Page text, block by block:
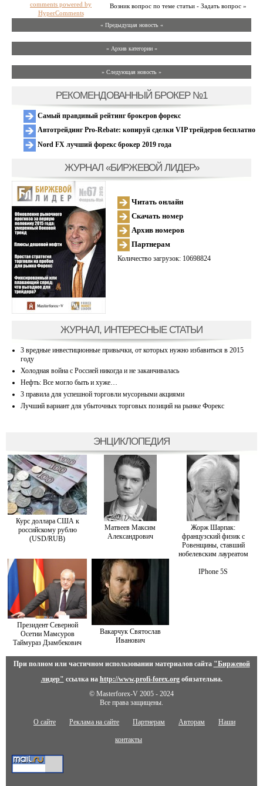
Возник вопрос по теме статьи - Задать вопрос »
comments powered by
HyperComments
« Предыдущая новость «
» Архив категории «
» Следующая новость »
РЕКОМЕНДОВАННЫЙ БРОКЕР №1
Самый правдивый рейтинг брокеров форекс
Автотрейдинг Pro-Rebate: копируй сделки VIP трейдеров бесплатно
Nord FX лучший форекс брокер 2019 года
ЖУРНАЛ «БИРЖЕВОЙ ЛИДЕР»
Читать онлайн
Скачать номер
Архив номеров
Партнерам
Количество загрузок: 10698824
ЖУРНАЛ, ИНТЕРЕСНЫЕ СТАТЬИ
3 вредные инвестиционные привычки, от которых нужно избавиться в 2015
году
Холодная война с Россией никогда и не заканчивалась
Нефть: Все могло быть и хуже…
3 правила для успешной торговли мусорными акциями
Лучший вариант для убыточных торговых позиций на рынке Форекс
ЭНЦИКЛОПЕДИЯ
Курс доллара США к
российскому рублю
(USD/RUB)
Матвеев Максим
Александрович
Жорж Шарпак:
французский физик с
Ровенщины, ставший
нобелевским лауреатом
Президент Северной
Осетии Мамсуров
Таймураз Дзамбекович
Вакарчук Святослав
Иванович
IPhone 5S
При полном или частичном использовании материалов сайта "Биржевой
лидер" ссылка на http://www.profi-forex.orgобязательна.
© Masterforex-V 2005 - 2024
Все права защищены.
О сайте Реклама на сайте Партнерам Авторам Наши
контакты